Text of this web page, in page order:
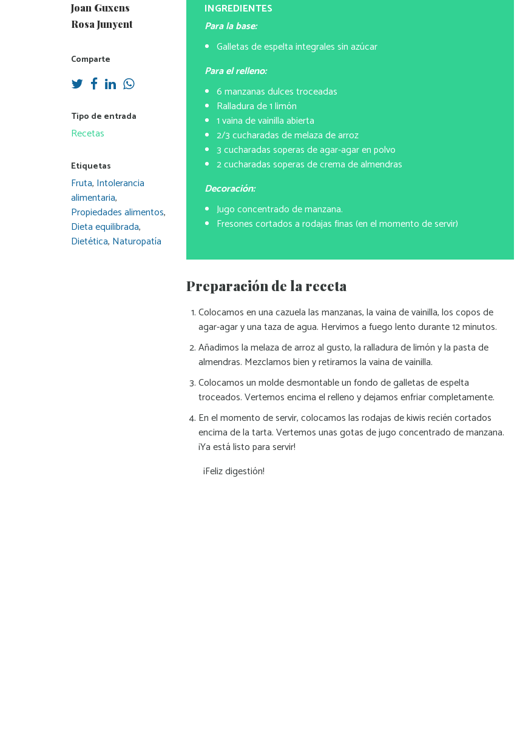
Joan Guxens
Rosa Junyent
Comparte
Tipo de entrada
Recetas
Etiquetas
Fruta, Intolerancia
alimentaria,
Propiedades alimentos,
Dieta equilibrada,
Dietética, Naturopatía
INGREDIENTES
Para la base:
Galletas de espelta integrales sin azúcar
Para el relleno:
6 manzanas dulces troceadas
Ralladura de 1 limón
1 vaina de vainilla abierta
2/3 cucharadas de melaza de arroz
3 cucharadas soperas de agar-agar en polvo
2 cucharadas soperas de crema de almendras
Decoración:
Jugo concentrado de manzana.
Fresones cortados a rodajas finas (en el momento de servir)
Preparación de la receta
Colocamos en una cazuela las manzanas, la vaina de vainilla, los copos de
agar-agar y una taza de agua. Hervimos a fuego lento durante 12 minutos.
Añadimos la melaza de arroz al gusto, la ralladura de limón y la pasta de
almendras. Mezclamos bien y retiramos la vaina de vainilla.
Colocamos un molde desmontable un fondo de galletas de espelta
troceados. Vertemos encima el relleno y dejamos enfriar completamente.
En el momento de servir, colocamos las rodajas de kiwis recién cortados
encima de la tarta. Vertemos unas gotas de jugo concentrado de manzana.
¡Ya está listo para servir!
¡Feliz digestión!